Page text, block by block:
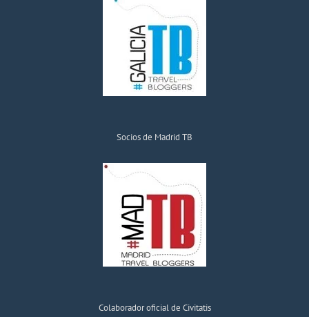
Socios de Madrid TB
Colaborador oficial de Civitatis